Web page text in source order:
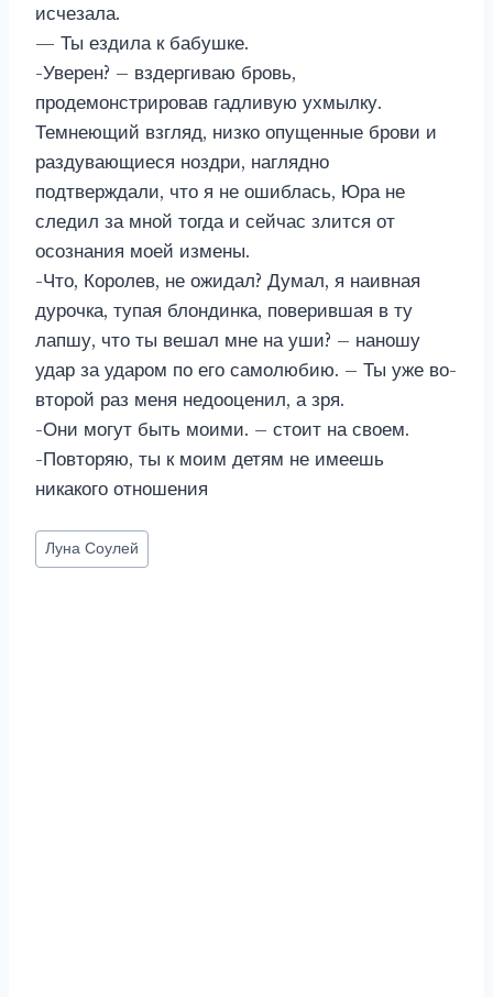
исчезала.
— Ты ездила к бабушке.
-Уверен? – вздергиваю бровь,
продемонстрировав гадливую ухмылку.
Темнеющий взгляд, низко опущенные брови и
раздувающиеся ноздри, наглядно
подтверждали, что я не ошиблась, Юра не
следил за мной тогда и сейчас злится от
осознания моей измены.
-Что, Королев, не ожидал? Думал, я наивная
дурочка, тупая блондинка, поверившая в ту
лапшу, что ты вешал мне на уши? – наношу
удар за ударом по его самолюбию. – Ты уже во-
второй раз меня недооценил, а зря.
-Они могут быть моими. – стоит на своем.
-Повторяю, ты к моим детям не имеешь
никакого отношения
Метки
записи:
Луна Соулей